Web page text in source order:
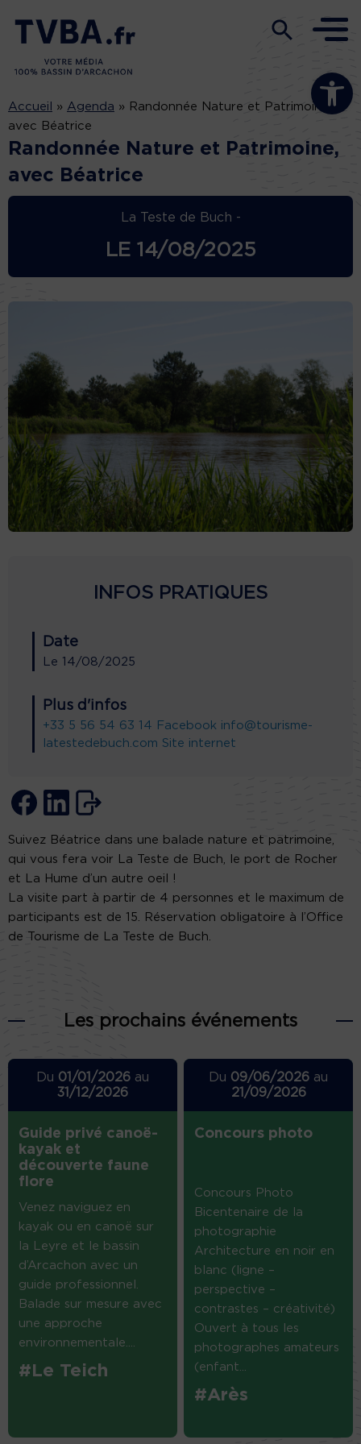
Ouvrir la
Accueil » Agenda » Randonnée Nature et Patrimoine,
avec Béatrice
Randonnée Nature et Patrimoine,
avec Béatrice
La Teste de Buch -
LE 14/08/2025
INFOS PRATIQUES
Date
Le 14/08/2025
Plus d'infos
+33 5 56 54 63 14 Facebook info@tourisme-
latestedebuch.com Site internet
Suivez Béatrice dans une balade nature et patrimoine,
qui vous fera voir La Teste de Buch, le port de Rocher
et La Hume d’un autre oeil !
La visite part à partir de 4 personnes et le maximum de
participants est de 15. Réservation obligatoire à l’Office
de Tourisme de La Teste de Buch.
Les prochains événements
Du 01/01/2026au
31/12/2026
Guide privé canoë-
kayak et
découverte faune
flore
Venez naviguez en
kayak ou en canoë sur
la Leyre et le bassin
d’Arcachon avec un
guide professionnel.
Balade sur mesure avec
une approche
environnementale....
#Le Teich
Du 09/06/2026 au
21/09/2026
Concours photo
Concours Photo
Bicentenaire de la
photographie
Architecture en noir en
blanc (ligne –
perspective –
contrastes – créativité)
Ouvert à tous les
photographes amateurs
(enfant...
#Arès